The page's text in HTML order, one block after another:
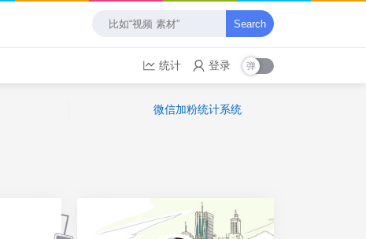
Search
统计 登录
微信加粉统计系统